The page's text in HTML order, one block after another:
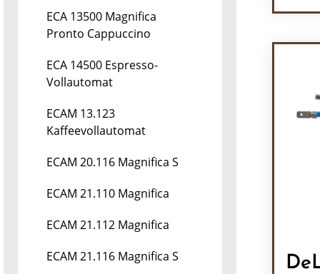
ECA 13500 Magnifica
Pronto Cappuccino
ECA 14500 Espresso-
Vollautomat
ECAM 13.123
Kaffeevollautomat
ECAM 20.116 Magnifica S
ECAM 21.110 Magnifica
ECAM 21.112 Magnifica
ECAM 21.116 Magnifica S